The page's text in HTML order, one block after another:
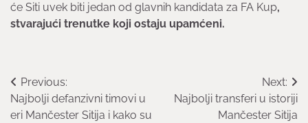
će Siti uvek biti jedan od glavnih kandidata za FA Kup,
stvarajući trenutke koji ostaju upamćeni.
Post
navigation
Previous:
Najbolji defanzivni timovi u
eri Mančester Sitija i kako su
Next:
Najbolji transferi u istoriji
Mančester Sitija